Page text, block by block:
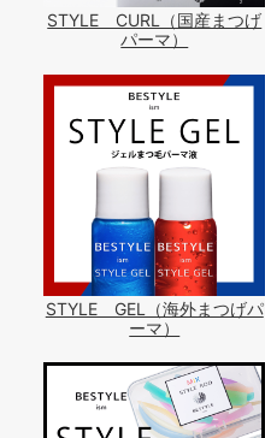
STYLE CURL（国産まつげ
パーマ）
STYLE GEL（海外まつげパ
ーマ）